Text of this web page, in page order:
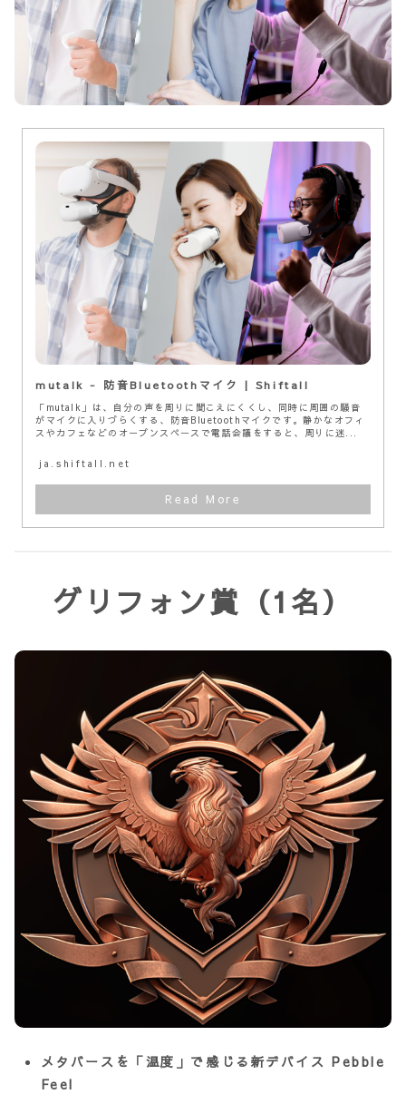
mutalk - 防音Bluetoothマイク | Shiftall
「mutalk」は、自分の声を周りに聞こえにくくし、同時に周囲の騒音
がマイクに入りづらくする、防音Bluetoothマイクです。静かなオフィ
スやカフェなどのオープンスペースで電話会議をすると、周りに迷...
ja.shiftall.net
グリフォン賞 （1名）
メタバースを「温度」で感じる新デバイス Pebble
Feel